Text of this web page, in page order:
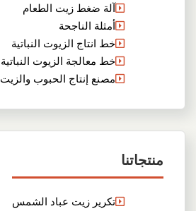
آلة ضغط زيت الطعام
أمثلة الناجحة
خط انتاج الزيوت النباتية
خط معالجة الزيوت النباتية
مصنع إنتاج الحبوب والزيت
منتجاتنا
تكرير زيت عباد الشمس